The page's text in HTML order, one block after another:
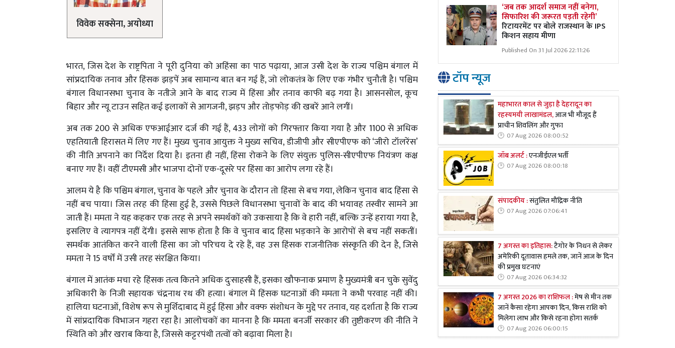
विवेक सक्सेना, अयोध्या
भारत, जिस देश के राष्ट्रपिता ने पूरी दुनिया को अहिंसा का पाठ पढ़ाया, आज उसी देश के राज्य पश्चिम बंगाल में
सांप्रदायिक तनाव और हिंसक झड़पें अब सामान्य बात बन गई हैं, जो लोकतंत्र के लिए एक गंभीर चुनौती है। पश्चिम
बंगाल विधानसभा चुनाव के नतीजे आने के बाद राज्य में हिंसा और तनाव काफी बढ़ गया है। आसनसोल, कूच
बिहार और न्यू टाउन सहित कई इलाकों से आगजनी, झड़प और तोड़फोड़ की खबरें आने लगीं।
अब तक 200 से अधिक एफआईआर दर्ज की गई हैं, 433 लोगों को गिरफ्तार किया गया है और 1100 से अधिक
एहतियाती हिरासत में लिए गए हैं। मुख्य चुनाव आयुक्त ने मुख्य सचिव, डीजीपी और सीएपीएफ को ‘जीरो टॉलरेंस’
की नीति अपनाने का निर्देश दिया है। इतना ही नहीं, हिंसा रोकने के लिए संयुक्त पुलिस-सीएपीएफ नियंत्रण कक्ष
बनाए गए हैं। वहीं टीएमसी और भाजपा दोनों एक-दूसरे पर हिंसा का आरोप लगा रहे हैं।
आलम ये है कि पश्चिम बंगाल, चुनाव के पहले और चुनाव के दौरान तो हिंसा से बच गया, लेकिन चुनाव बाद हिंसा से
नहीं बच पाया। जिस तरह की हिंसा हुई है, उससे पिछले विधानसभा चुनावों के बाद की भयावह तस्वीर सामने आ
जाती हैं। ममता ने यह कहकर एक तरह से अपने समर्थकों को उकसाया है कि वे हारी नहीं, बल्कि उन्हें हराया गया है,
इसलिए वे त्यागपत्र नहीं देंगी। इससे साफ होता है कि वे चुनाव बाद हिंसा भड़काने के आरोपों से बच नहीं सकतीं।
समर्थक आतंकित करने वाली हिंसा का जो परिचय दे रहे हैं, वह उस हिंसक राजनीतिक संस्कृति की देन है, जिसे
ममता ने 15 वर्षों में उसी तरह संरक्षित किया।
बंगाल में आतंक मचा रहे हिंसक तत्व कितने अधिक दुःसाहसी हैं, इसका खौफनाक प्रमाण है मुख्यमंत्री बन चुके सुवेंदु
अधिकारी के निजी सहायक चंद्रनाथ रथ की हत्या। बंगाल में हिंसक घटनाओं की ममता ने कभी परवाह नहीं की।
हालिया घटनाओं, विशेष रूप से मुर्शिदाबाद में हुई हिंसा और वक्फ संशोधन के मुद्दे पर तनाव, यह दर्शाता है कि राज्य
में सांप्रदायिक विभाजन गहरा रहा है। आलोचकों का मानना है कि ममता बनर्जी सरकार की तुष्टीकरण की नीति ने
स्थिति को और खराब किया है, जिससे कट्टरपंथी तत्वों को बढ़ावा मिला है।
‘जब तक आदर्श समाज नहीं बनेगा,
सिफारिश की जरूरत पड़ती रहेगी’
रिटायरमेंट पर बोले राजस्थान के IPS
किशन सहाय मीणा
Published On 31 Jul 2026 22:11:26
टॉप न्यूज
महाभारत काल से जुड़ा है देहरादून का
रहस्यमयी लाखामंडल,आज भी मौजूद हैं
प्राचीन शिवलिंग और गुफा
07 Aug 2026 08:00:52
जॉब अलर्ट :एनजीईएल भर्ती
07 Aug 2026 08:00:18
संपादकीय :संतुलित मौद्रिक नीति
07 Aug 2026 07:06:41
7 अगस्त का इतिहास:टैगोर के निधन से लेकर
अमेरिकी दूतावास हमले तक, जानें आज के दिन
की प्रमुख घटनाएं
07 Aug 2026 06:34:32
7 अगस्त 2026 का राशिफल :मेष से मीन तक
जानें कैसा रहेगा आपका दिन, किस राशि को
मिलेगा लाभ और किसे रहना होगा सतर्क
07 Aug 2026 06:00:15